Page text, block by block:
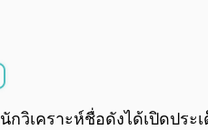
นักวิเคราะห์ชื่อดังได้เปิดปร